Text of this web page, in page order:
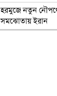
হরমুজে নতুন
সমঝোতায় ইরান